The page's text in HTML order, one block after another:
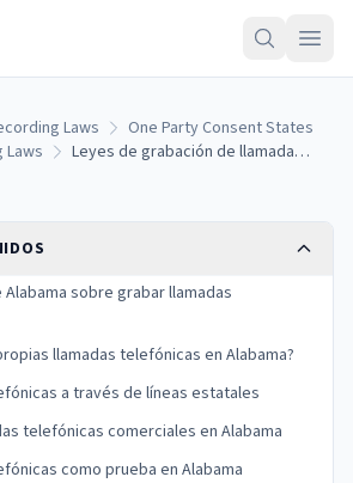
Laws
One Party Consent States
Laws
Leyes de grabación de llamadas telefónicas en Alabama: lo que necesita saber
sobre grabar llamadas
llamadas telefónicas en Alabama?
a través de líneas estatales
telefónicas comerciales en Alabama
como prueba en Alabama